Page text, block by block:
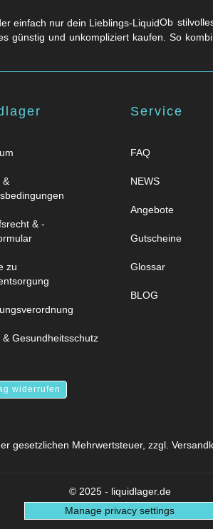
Ob
günstig und unkompliziert kaufen. So
&
widerrufen
& -
zu
Gesundheitsschutz
Service
FAQ
NEWS
Angebote
Gutscheine
Glossar
BLOG
gesetzlichen Mehrwertsteuer, zzgl.
© 2025 - liquidlager.de
Manage privacy settings